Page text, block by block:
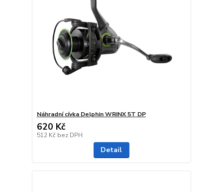
Náhradní cívka Delphin WRINX 5T DP
620 Kč
512 Kč bez DPH
Detail